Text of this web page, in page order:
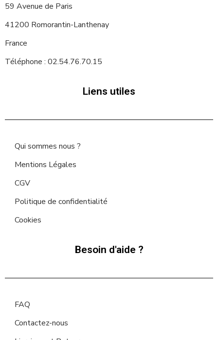
59 Avenue de Paris
41200 Romorantin-Lanthenay
France
Téléphone : 02.54.76.70.15
Liens utiles
Qui sommes nous ?
Mentions Légales
CGV
Politique de confidentialité
Cookies
Besoin d'aide ?
FAQ
Contactez-nous